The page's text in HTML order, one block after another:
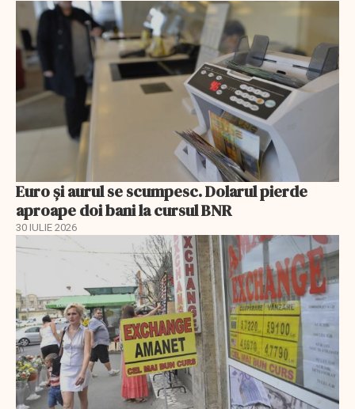
Euro și aurul se scumpesc. Dolarul pierde
aproape doi bani la cursul BNR
30 IULIE 2026